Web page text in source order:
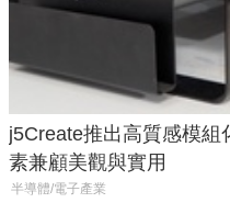
j5Create推出高質感模組
素兼顧美觀與實用
半導體/電子產業